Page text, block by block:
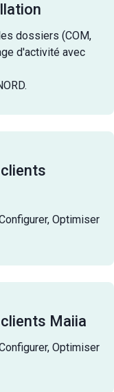
dossiers (COM,
d'activité avec
Optimiser
Maiia
Optimiser